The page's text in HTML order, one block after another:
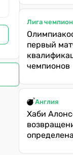
Лига
первый
чемпионов
Англия
Хаби
определена